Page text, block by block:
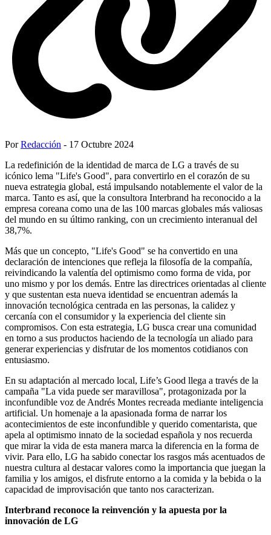
PorRedacción - 17 Octubre 2024
La redefinición de la identidad de marca de LG a través de su
icónico lema "Life's Good", para convertirlo en el corazón de su
nueva estrategia global, está impulsando notablemente el valor de la
marca. Tanto es así, que la consultora Interbrand ha reconocido a la
empresa coreana como una de las 100 marcas globales más valiosas
del mundo en su último ranking, con un crecimiento interanual del
38,7%.
Más que un concepto, "Life's Good" se ha convertido en una
declaración de intenciones que refleja la filosofía de la compañía,
reivindicando la valentía del optimismo como forma de vida, por
uno mismo y por los demás. Entre las directrices orientadas al cliente
y que sustentan esta nueva identidad se encuentran además la
innovación tecnológica centrada en las personas, la calidez y
cercanía con el consumidor y la experiencia del cliente sin
compromisos. Con esta estrategia, LG busca crear una comunidad
en torno a sus productos haciendo de la tecnología un aliado para
generar experiencias y disfrutar de los momentos cotidianos con
entusiasmo.
En su adaptación al mercado local, Life’s Good llega a través de la
campaña "La vida puede ser maravillosa", protagonizada por la
inconfundible voz de Andrés Montes recreada mediante inteligencia
artificial. Un homenaje a la apasionada forma de narrar los
acontecimientos de este inconfundible y querido comentarista, que
apela al optimismo innato de la sociedad española y nos recuerda
que mirar la vida de esta manera marca la diferencia en la forma de
vivir. Para ello, LG ha sabido conectar los rasgos más acentuados de
nuestra cultura al destacar valores como la importancia que juegan la
familia y los amigos, el disfrute entorno a la comida y la bebida o la
capacidad de improvisación que tanto nos caracterizan.
Interbrand reconoce la reinvención y la apuesta por la
innovación de LG